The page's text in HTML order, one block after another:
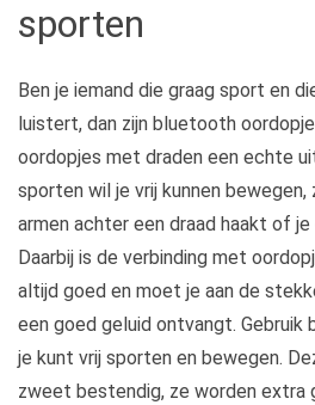
sporten
Ben je iemand die graag sport en
luistert, dan zijn bluetooth
oordopjes met draden een echte
sporten wil je vrij kunnen
armen achter een draad haakt of
Daarbij is de verbinding met
altijd goed en moet je aan de
een goed geluid ontvangt.
je kunt vrij sporten en bewegen.
zweet bestendig, ze worden extra